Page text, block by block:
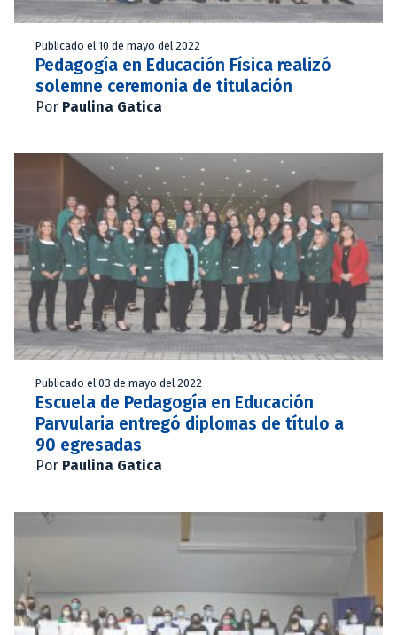
Publicado el 10 de mayo del 2022
Pedagogía en Educación Física realizó
solemne ceremonia de titulación
Por Paulina Gatica
Publicado el 03 de mayo del 2022
Escuela de Pedagogía en Educación
Parvularia entregó diplomas de título a
90 egresadas
Por Paulina Gatica